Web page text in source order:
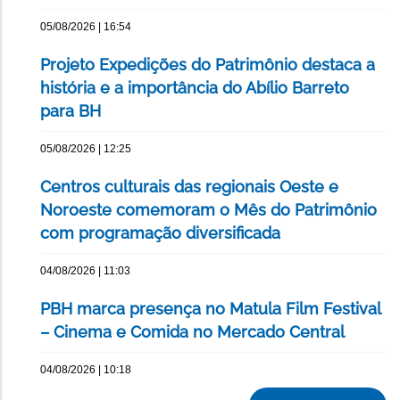
05/08/2026 | 16:54
Projeto Expedições do Patrimônio destaca a
história e a importância do Abílio Barreto
para BH
05/08/2026 | 12:25
Centros culturais das regionais Oeste e
Noroeste comemoram o Mês do Patrimônio
com programação diversificada
04/08/2026 | 11:03
PBH marca presença no Matula Film Festival
– Cinema e Comida no Mercado Central
04/08/2026 | 10:18